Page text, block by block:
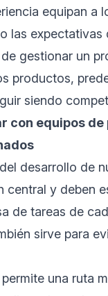
equipan a
las
gestionar un
productos,
siendo
con equipos
desarrollo de
central y deben
de tareas de
sirve para
una ruta